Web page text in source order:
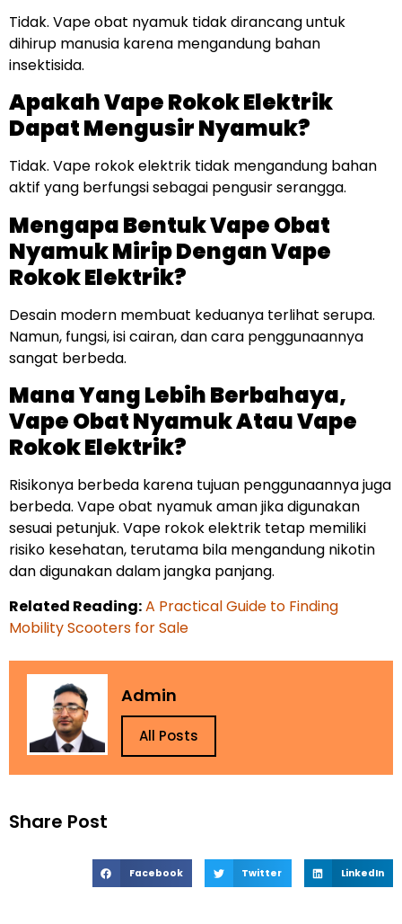
Share Post
Facebook Twitter LinkedIn
Tidak. Vape obat nyamuk tidak dirancang untuk
dihirup manusia karena mengandung bahan
insektisida.
Apakah Vape Rokok Elektrik
Dapat Mengusir Nyamuk?
Tidak. Vape rokok elektrik tidak mengandung bahan
aktif yang berfungsi sebagai pengusir serangga.
Mengapa Bentuk Vape Obat
Nyamuk Mirip Dengan Vape
Rokok Elektrik?
Desain modern membuat keduanya terlihat serupa.
Namun, fungsi, isi cairan, dan cara penggunaannya
sangat berbeda.
Mana Yang Lebih Berbahaya,
Vape Obat Nyamuk Atau Vape
Rokok Elektrik?
Risikonya berbeda karena tujuan penggunaannya juga
berbeda. Vape obat nyamuk aman jika digunakan
sesuai petunjuk. Vape rokok elektrik tetap memiliki
risiko kesehatan, terutama bila mengandung nikotin
dan digunakan dalam jangka panjang.
Related Reading:A Practical Guide to Finding
Mobility Scooters for Sale
Admin
All Posts